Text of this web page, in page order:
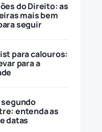
do Direito: as
mais bem
seguir
para calouros:
para a
segundo
entenda as
datas